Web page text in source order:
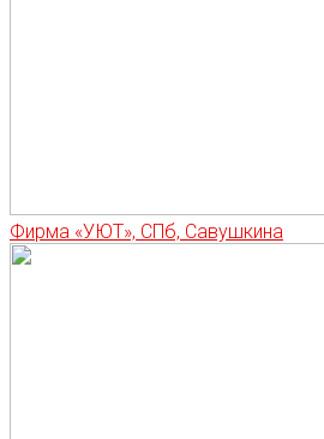
Фирма «УЮТ», СПб, Савушкина